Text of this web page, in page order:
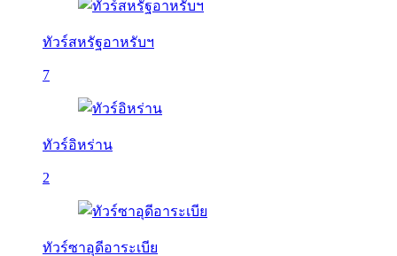
ทัวร์สหรัฐอาหรับฯ
7
ทัวร์อิหร่าน
2
ทัวร์ซาอุดีอาระเบีย